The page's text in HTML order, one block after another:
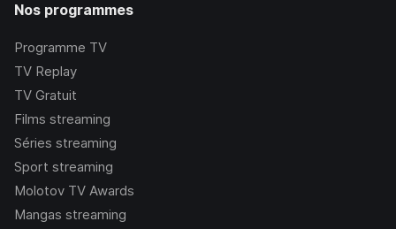
Nos programmes
Programme TV
TV Replay
TV Gratuit
Films streaming
Séries streaming
Sport streaming
Molotov TV Awards
Mangas streaming